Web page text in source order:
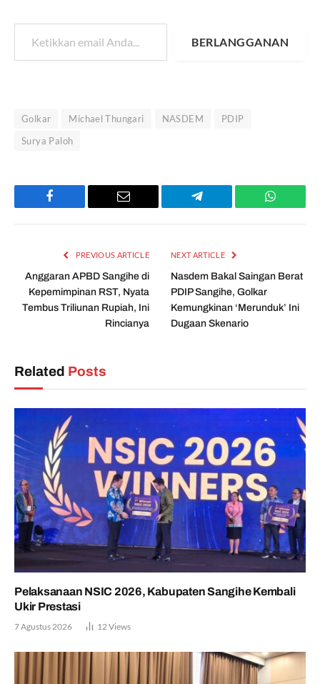
Ketikkan email Anda...
BERLANGGANAN
Golkar Michael Thungari NASDEM
PDIP
Surya Paloh
Facebook Email Telegram
PREVIOUS ARTICLE
Anggaran APBD Sangihe di
Kepemimpinan RST, Nyata
Tembus Triliunan Rupiah, Ini
Rincianya
NEXT ARTICLE
Nasdem Bakal Saingan Berat
PDIP Sangihe, Golkar
Kemungkinan ‘Merunduk’ Ini
Dugaan Skenario
Related Posts
Pelaksanaan NSIC 2026, Kabupaten Sangihe Kembali
Ukir Prestasi
7 Agustus 2026 12 Views